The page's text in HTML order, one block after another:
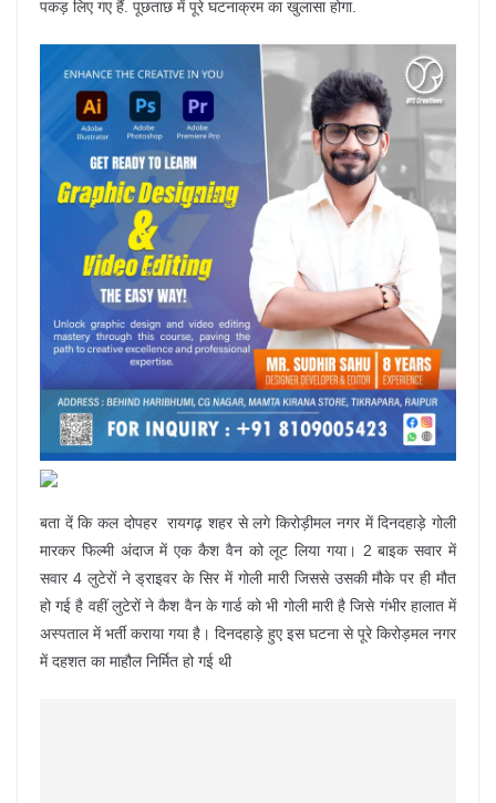
पकड़ लिए गए हैं. पूछताछ में पूरे घटनाक्रम का खुलासा होगा.
बता दें कि कल दोपहर रायगढ़ शहर से लगे किरोड़ीमल नगर में दिनदहाड़े गोली
मारकर फिल्मी अंदाज में एक कैश वैन को लूट लिया गया। 2 बाइक सवार में
सवार 4 लुटेरों ने ड्राइवर के सिर में गोली मारी जिससे उसकी मौके पर ही मौत
हो गई है वहीं लुटेरों ने कैश वैन के गार्ड को भी गोली मारी है जिसे गंभीर हालात में
अस्पताल में भर्ती कराया गया है। दिनदहाड़े हुए इस घटना से पूरे किरोड़मल नगर
में दहशत का माहौल निर्मित हो गई थी